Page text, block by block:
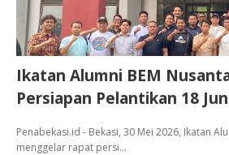
Ikatan Alumni BEM
Persiapan Pelantikan 18
Penabekasi.id - Bekasi, 30 Mei 2026, Ikatan
menggelar rapat persi…